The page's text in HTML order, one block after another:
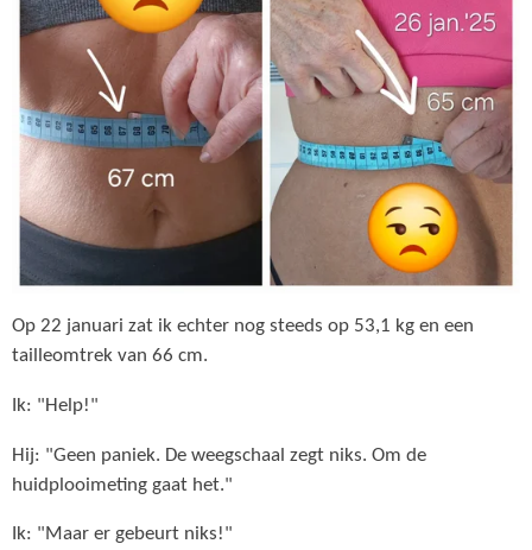
Op 22 januari zat ik echter nog steeds op 53,1 kg en een
tailleomtrek van 66 cm.
Ik: "Help!"
Hij: "Geen paniek. De weegschaal zegt niks. Om de
huidplooimeting gaat het."
Ik: "Maar er gebeurt niks!"